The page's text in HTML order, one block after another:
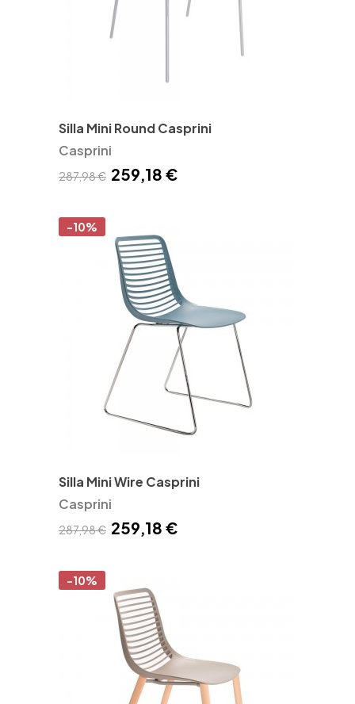
Silla Mini Round Casprini
Casprini
287,98 € 259,18 €
-10%
Silla Mini Wire Casprini
Casprini
287,98 € 259,18 €
-10%